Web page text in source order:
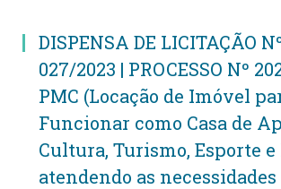
DISPENSA DE LICITAÇÃO
027/2023 | PROCESSO Nº
PMC (Locação de Imóvel
Funcionar como Casa de
Cultura, Turismo, Esporte e
atendendo as necessidades